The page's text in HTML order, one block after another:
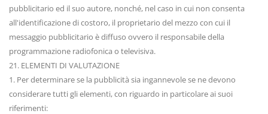
pubblicitario ed il suo autore, nonché, nel caso in cui non consenta
all'identificazione di costoro, il proprietario del mezzo con cui il
messaggio pubblicitario è diffuso ovvero il responsabile della
programmazione radiofonica o televisiva.
21. ELEMENTI DI VALUTAZIONE
1. Per determinare se la pubblicità sia ingannevole se ne devono
considerare tutti gli elementi, con riguardo in particolare ai suoi
riferimenti: